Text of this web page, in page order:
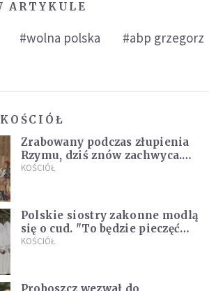
ARTYKULE
#wolna polska
#abp grzegorz
KOŚCIÓŁ
Zrabowany podczas złupienia
Rzymu, dziś znów zachwyca.
Wyjątkowy arras w Castel
KOŚCIÓŁ
Polskie siostry zakonne modlą
się o cud. "To będzie pieczęć
Pana Boga dla naszej wiary"
KOŚCIÓŁ